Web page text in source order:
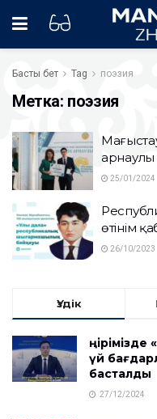
Басты бет Tag поэзия
Метка: поэзия
25/01/2024
өтінім
26/10/2023
Үздік
үй
басталды
27/12/2024